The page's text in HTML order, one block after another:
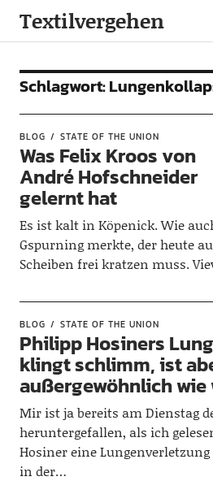
Textilvergehen
Schlagwort:
BLOG STATE OF THE UNION
Was Felix Kroos von
André Hofschneider
gelernt hat
Es ist kalt in Köpenick. Wie
Gspurning merkte, der heute
Scheiben frei kratzen muss.
BLOG STATE OF THE UNION
Philipp Hosiners
klingt schlimm, ist
außergewöhnlich
Mir ist ja bereits am Dienstag
heruntergefallen, als ich
Hosiner eine
in der…